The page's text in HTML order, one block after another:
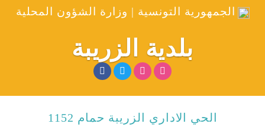
الجمهورية التونسية | وزارة الشؤون المحلية
بلدية الزريبة
الحي الاداري الزريبة حمام 1152